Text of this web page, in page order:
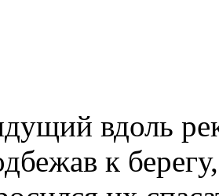
вдоль
к